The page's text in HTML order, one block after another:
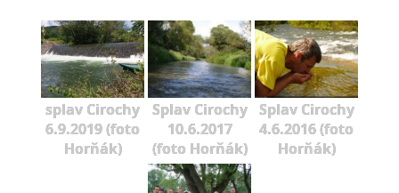
splav Cirochy
6.9.2019 (foto
Horňák)
Splav Cirochy
10.6.2017
(foto Horňák)
Splav Cirochy
4.6.2016 (foto
Horňák)